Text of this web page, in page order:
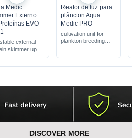
Medic
Externo
EVO
external
skimmer up to
Reator de luz para
plâncton Aqua
Medic PRO
cultivation unit for
plankton breeding
DISCOVER MORE